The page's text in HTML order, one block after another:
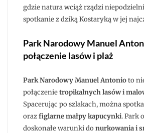
gdzie natura wciąż rządzi
spotkanie z dziką Kostaryką w jej
Park Narodowy Manuel
połączenie lasów i plaż
Park Narodowy Manuel Antonioto
połączenietropikalnych lasów i
Spacerując po szlakach, można
orazfiglarne małpy kapucynki. Park
doskonałe warunki donurkowania i